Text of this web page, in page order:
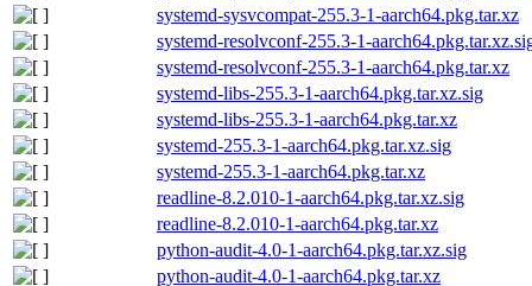
systemd-sysvcompat-255.3-1-aarch64.pkg.tar.xz
systemd-resolvconf-255.3-1-
systemd-resolvconf-255.3-1-aarch64.pkg.tar.xz
systemd-libs-255.3-1-aarch64.pkg.tar.xz.sig
systemd-libs-255.3-1-aarch64.pkg.tar.xz
systemd-255.3-1-aarch64.pkg.tar.xz.sig
systemd-255.3-1-aarch64.pkg.tar.xz
readline-8.2.010-1-aarch64.pkg.tar.xz.sig
readline-8.2.010-1-aarch64.pkg.tar.xz
python-audit-4.0-1-aarch64.pkg.tar.xz.sig
python-audit-4.0-1-aarch64.pkg.tar.xz